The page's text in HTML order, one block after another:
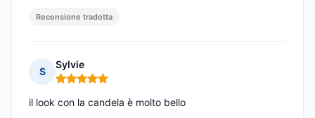
Recensione tradotta
S
Sylvie
Nota: 5 su 5
il look con la candela è molto bello